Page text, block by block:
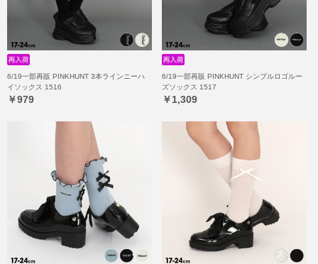
6/19一部再販 PINKHUNT 3本ラインニーハ
イソックス 1516
￥979
6/19一部再販 PINKHUNT シンプルロゴルー
ズソックス 1517
￥1,309